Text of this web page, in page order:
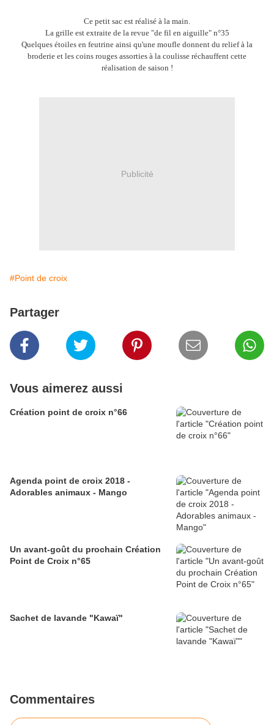
Ce petit sac est réalisé à la main.
La grille est extraite de la revue "de fil en aiguille" n°35
Quelques étoiles en feutrine ainsi qu'une moufle donnent du relief à la
broderie et les coins rouges assorties à la coulisse réchauffent cette
réalisation de saison !
Publicité
#Point de croix
Partager
Vous aimerez aussi
Création point de croix n°66
Agenda point de croix 2018 -
Adorables animaux - Mango
Un avant-goût du prochain Création
Point de Croix n°65
Sachet de lavande "Kawaï"
Commentaires